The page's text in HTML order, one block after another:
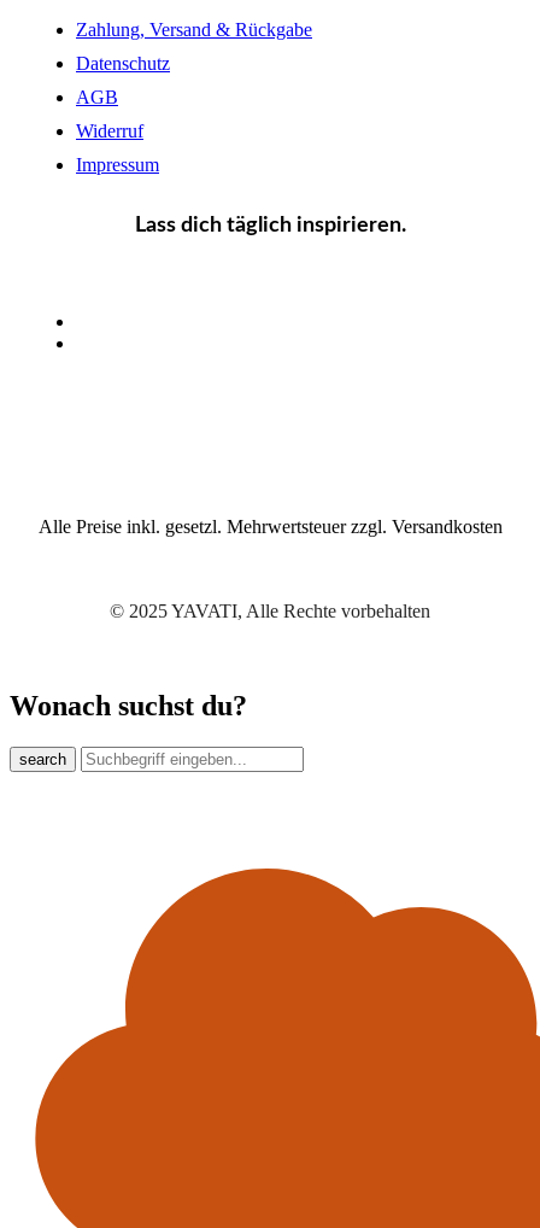
Zahlung, Versand & Rückgabe
Datenschutz
AGB
Widerruf
Impressum
Lass dich täglich inspirieren.
Alle Preise inkl. gesetzl. Mehrwertsteuer zzgl. Versandkosten
© 2025 YAVATI, Alle Rechte vorbehalten
Wonach suchst du?
search